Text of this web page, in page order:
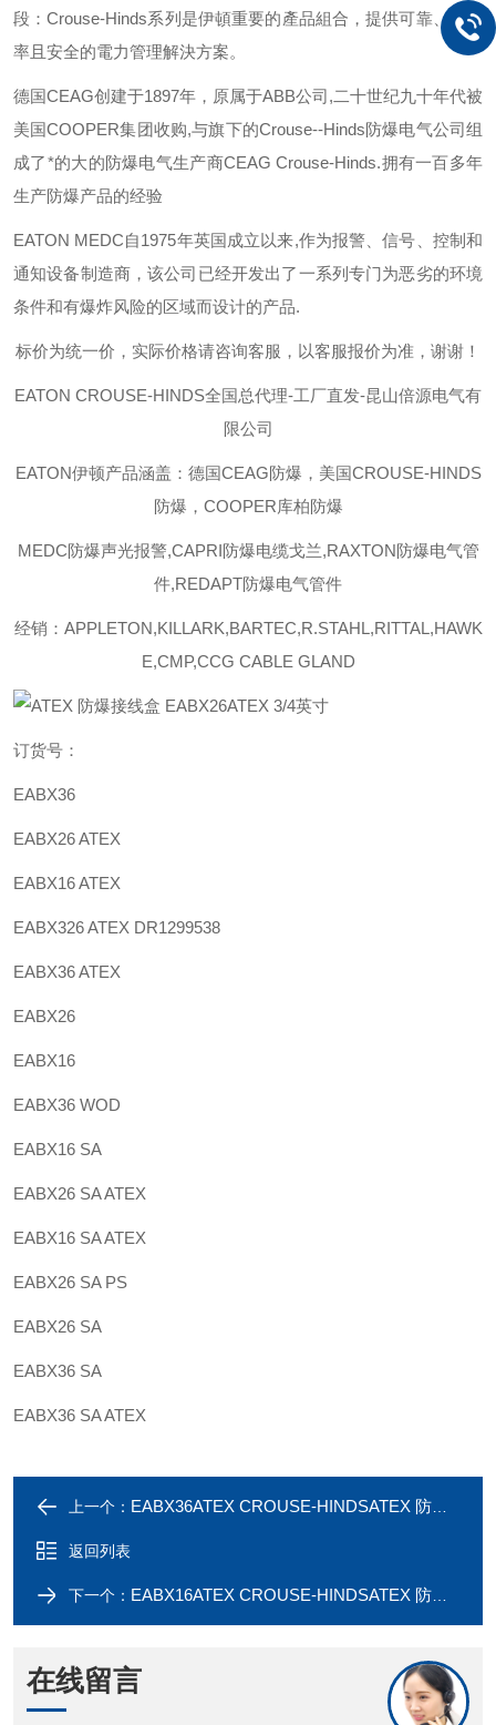
段：Crouse-Hinds系列是伊頓重要的產品組合，提供可靠、有效
率且安全的電力管理解決方案。
德国CEAG创建于1897年，原属于ABB公司,二十世纪九十年代被
美国COOPER集团收购,与旗下的Crouse--Hinds防爆电气公司组
成了*的大的防爆电气生产商CEAG Crouse-Hinds.拥有一百多年
生产防爆产品的经验
EATON MEDC自1975年英国成立以来,作为报警、信号、控制和
通知设备制造商，该公司已经开发出了一系列专门为恶劣的环境
条件和有爆炸风险的区域而设计的产品.
标价为统一价，实际价格请咨询客服，以客服报价为准，谢谢！
EATON CROUSE-HINDS全国总代理-工厂直发-昆山倍源电气有
限公司
EATON伊顿产品涵盖：德国CEAG防爆，美国CROUSE-HINDS
防爆，COOPER库柏防爆
MEDC防爆声光报警,CAPRI防爆电缆戈兰,RAXTON防爆电气管
件,REDAPT防爆电气管件
经销：APPLETON,KILLARK,BARTEC,R.STAHL,RITTAL,HAWK
E,CMP,CCG CABLE GLAND
订货号：
EABX36
EABX26 ATEX
EABX16 ATEX
EABX326 ATEX DR1299538
EABX36 ATEX
EABX26
EABX16
EABX36 WOD
EABX16 SA
EABX26 SA ATEX
EABX16 SA ATEX
EABX26 SA PS
EABX26 SA
EABX36 SA
EABX36 SA ATEX
上一个： EABX36ATEX CROUSE-HINDSATEX 防爆接线盒 EABX36ATEX 1英寸
返回列表
下一个： EABX16ATEX CROUSE-HINDSATEX 防爆接线盒 EABX16ATEX 1/2英寸
在线留言